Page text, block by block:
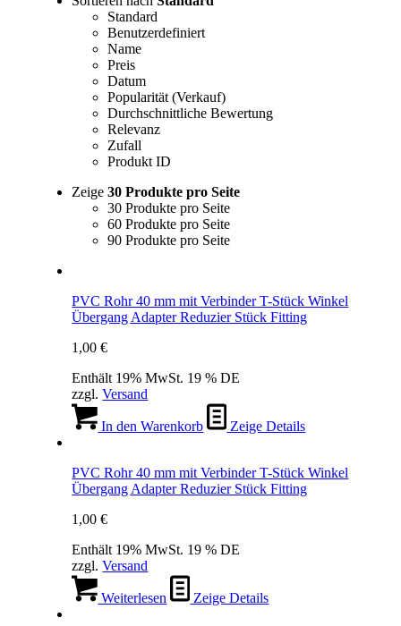
Standard
Benutzerdefiniert
Name
Preis
Datum
Popularität (Verkauf)
Durchschnittliche Bewertung
Relevanz
Zufall
Produkt ID
Zeige30 Produkte pro Seite
30 Produkte pro Seite
60 Produkte pro Seite
90 Produkte pro Seite
PVC Rohr 40 mm mit Verbinder T-Stück Winkel
Übergang Adapter Reduzier Stück Fitting
1,00€
Enthält 19% MwSt. 19 % DE
zzgl.Versand
In den Warenkorb Zeige Details
PVC Rohr 40 mm mit Verbinder T-Stück Winkel
Übergang Adapter Reduzier Stück Fitting
1,00€
Enthält 19% MwSt. 19 % DE
zzgl.Versand
Weiterlesen Zeige Details